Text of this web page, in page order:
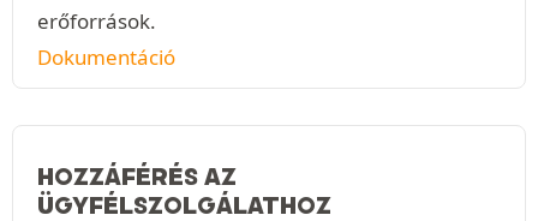
erőforrások.
Dokumentáció
HOZZÁFÉRÉS AZ
ÜGYFÉLSZOLGÁLATHOZ